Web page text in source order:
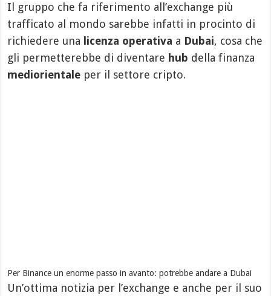
Il gruppo che fa riferimento all’exchange più
trafficato al mondo sarebbe infatti in procinto di
richiedere una licenza operativa a Dubai, cosa che
gli permetterebbe di diventare hub della finanza
mediorientale per il settore cripto.
Per Binance un enorme passo in avanto: potrebbe andare a Dubai
Un’ottima notizia per l’exchange e anche per il suo